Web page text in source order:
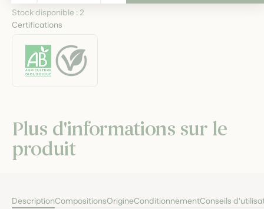
Stock disponible : 2
Certifications
Plus d'informations sur le
produit
DescriptionCompositionsOrigineConditionnementConseils